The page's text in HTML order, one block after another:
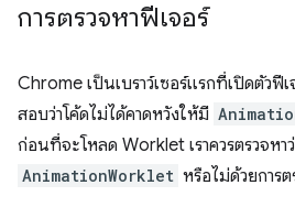
การตรวจหาฟีเจอร์
Chrome เป็นเบราว์เซอร์แรกที่เปิดตัว
สอบว่าโค้ดไม่ได้คาดหวังให้มี
ก่อนที่จะโหลด Worklet เราควรตรวจหาว่
AnimationWorklet หรือไม่ด้วยการ